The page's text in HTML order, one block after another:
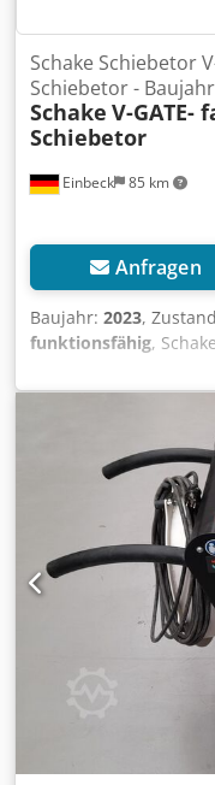
Einbeck 85 km
Schake Schiebetor
Schiebetor -
Schake V-GATE-
Schiebetor
Anfragen
Baujahr: 2023,
funktionsfähig,
Schiebetor V-GATE-
Gebraucht aus dem
König Baumaschinen
- Zustand: Gebraucht
gewartet - Funktion:
Afxekr -
Sie uns gerne für
Einbeck nach
MwSt. | EXW